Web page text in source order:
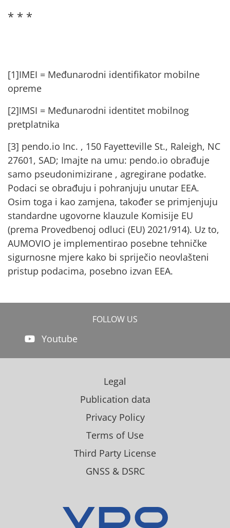
* * *
[1]IMEI = Međunarodni identifikator mobilne
opreme
[2]IMSI = Međunarodni identitet mobilnog
pretplatnika
[3] pendo.io Inc. , 150 Fayetteville St., Raleigh, NC
27601, SAD; Imajte na umu: pendo.io obrađuje
samo pseudonimizirane , agregirane podatke.
Podaci se obrađuju i pohranjuju unutar EEA.
Osim toga i kao zamjena, također se primjenjuju
standardne ugovorne klauzule Komisije EU
(prema Provedbenoj odluci (EU) 2021/914). Uz to,
AUMOVIO je implementirao posebne tehničke
sigurnosne mjere kako bi spriječio neovlašteni
pristup podacima, posebno izvan EEA.
FOLLOW US
Youtube
Legal
Publication data
Privacy Policy
Terms of Use
Third Party License
GNSS & DSRC